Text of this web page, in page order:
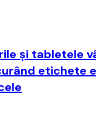
şi tabletele
etichete